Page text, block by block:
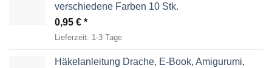
verschiedene Farben 10 Stk.
0,95 €
Lieferzeit: 1-3 Tage
Häkelanleitung Drache, E-Book, Amigurumi,